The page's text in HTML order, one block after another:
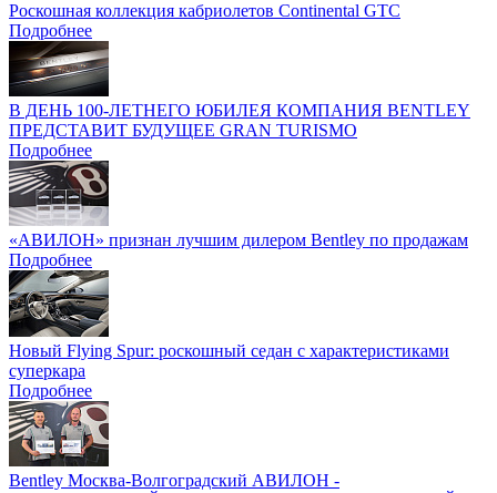
Роскошная коллекция кабриолетов Continental GTC
Подробнее
В ДЕНЬ 100-ЛЕТНЕГО ЮБИЛЕЯ КОМПАНИЯ BENTLEY
ПРЕДСТАВИТ БУДУЩЕЕ GRAN TURISMO
Подробнее
«АВИЛОН» признан лучшим дилером Bentley по продажам
Подробнее
Новый Flying Spur: роскошный седан с характеристиками
суперкара
Подробнее
Bentley Москва-Волгоградский АВИЛОН -